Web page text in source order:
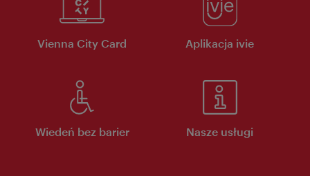
Vienna City Card Aplikacja ivie
Wiedeń bez barier Nasze usługi